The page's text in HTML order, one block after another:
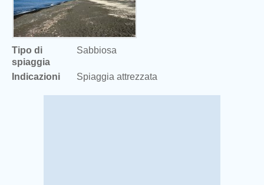
Tipo di
spiaggia
Sabbiosa
Indicazioni Spiaggia attrezzata